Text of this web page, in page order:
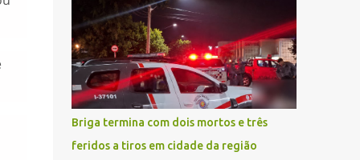
conseguir acessar o sistema, a vítima tentou
novamente contato com o suposto gerente,
mas não obteve resposta. Na segunda-fe...
quando acabou colidindo na traseira de um
Jeep Renegade. Segundo relato da condutora
do veículo, o trânsito estava lento e
congestionado devido a obras realizadas na
rodovia, momento em que ocorreu o
impacto. Com a violência da colisão, o
motociclista foi arremessado ao solo.
Testemunhas relataram que o capacete teria
Briga termina com dois mortos e três
feridos a tiros em cidade da região